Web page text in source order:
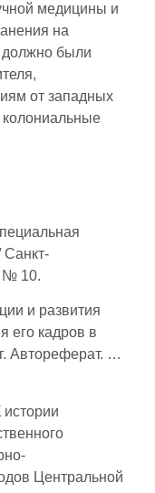
медицины и
на
должно были
от западных
колониальные
Санкт-
№ 10.
и развития
его кадров в
Автореферат. …
Центральной